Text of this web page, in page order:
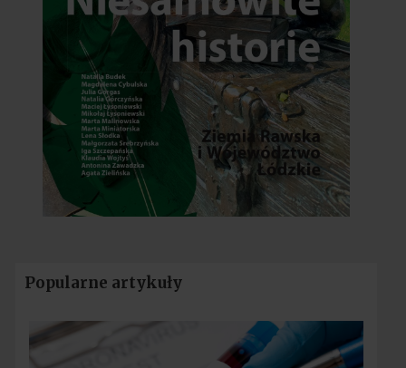
Popularne artykuły